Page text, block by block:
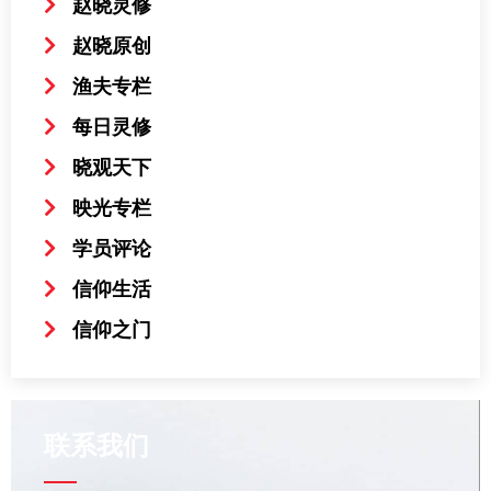
赵晓灵修
赵晓原创
渔夫专栏
每日灵修
晓观天下
映光专栏
学员评论
信仰生活
信仰之门